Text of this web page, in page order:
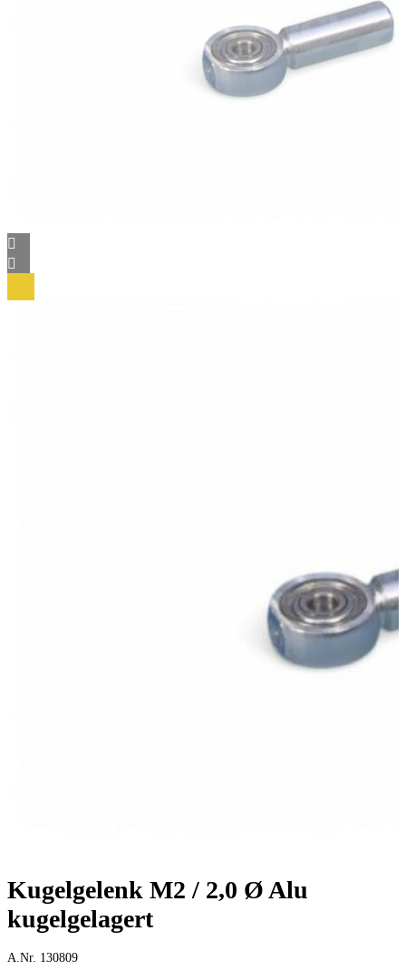
Kugelgelenk M2 / 2,0 Ø Alu
kugelgelagert
A.Nr. 130809